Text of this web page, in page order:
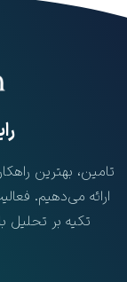
تامین، بهترین
ارائه می‌دهیم.
تکیه بر تحلیل